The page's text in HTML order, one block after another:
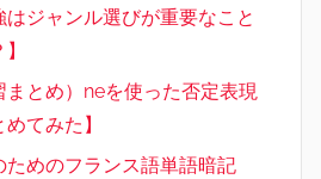
はジャンル選びが重要なこと
まとめ）neを使った否定表現
てみた】
ためのフランス語単語暗記